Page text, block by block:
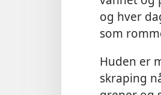
og hver
som
Huden er
skraping